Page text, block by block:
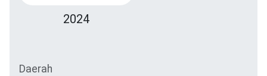
2024
Daerah